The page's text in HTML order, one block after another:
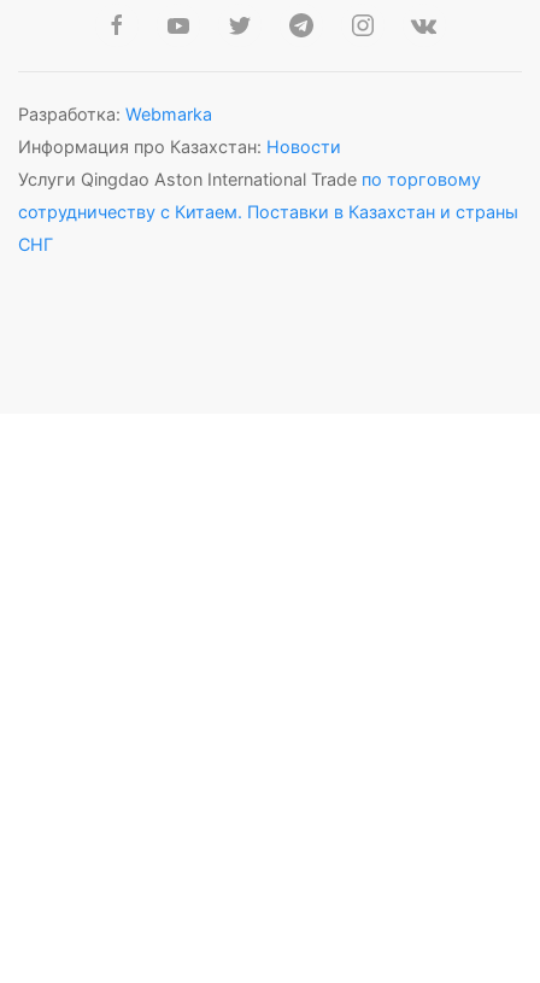
Разработка: Webmarka
Информация про Казахстан: Новости
Услуги Qingdao Aston International Trade по торговому
сотрудничеству с Китаем. Поставки в Казахстан и страны
СНГ